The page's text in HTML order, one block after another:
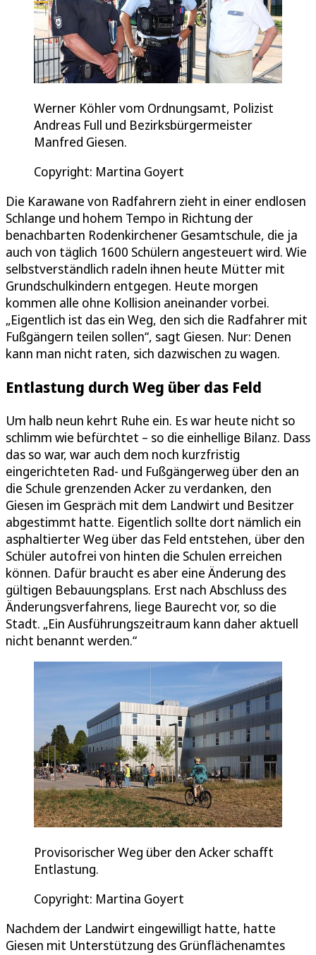
Werner Köhler vom Ordnungsamt, Polizist
Andreas Full und Bezirksbürgermeister
Manfred Giesen.
Copyright: Martina Goyert
Die Karawane von Radfahrern zieht in einer endlosen
Schlange und hohem Tempo in Richtung der
benachbarten Rodenkirchener Gesamtschule, die ja
auch von täglich 1600 Schülern angesteuert wird. Wie
selbstverständlich radeln ihnen heute Mütter mit
Grundschulkindern entgegen. Heute morgen
kommen alle ohne Kollision aneinander vorbei.
„Eigentlich ist das ein Weg, den sich die Radfahrer mit
Fußgängern teilen sollen“, sagt Giesen. Nur: Denen
kann man nicht raten, sich dazwischen zu wagen.
Entlastung durch Weg über das Feld
Um halb neun kehrt Ruhe ein. Es war heute nicht so
schlimm wie befürchtet – so die einhellige Bilanz. Dass
das so war, war auch dem noch kurzfristig
eingerichteten Rad- und Fußgängerweg über den an
die Schule grenzenden Acker zu verdanken, den
Giesen im Gespräch mit dem Landwirt und Besitzer
abgestimmt hatte. Eigentlich sollte dort nämlich ein
asphaltierter Weg über das Feld entstehen, über den
Schüler autofrei von hinten die Schulen erreichen
können. Dafür braucht es aber eine Änderung des
gültigen Bebauungsplans. Erst nach Abschluss des
Änderungsverfahrens, liege Baurecht vor, so die
Stadt. „Ein Ausführungszeitraum kann daher aktuell
nicht benannt werden.“
Provisorischer Weg über den Acker schafft
Entlastung.
Copyright: Martina Goyert
Nachdem der Landwirt eingewilligt hatte, hatte
Giesen mit Unterstützung des Grünflächenamtes